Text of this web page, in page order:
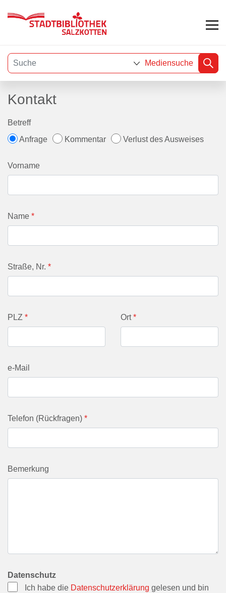
Assistenzsoftware
Mediensuche
Kontakt
Betreff
Anfrage
Kommentar Verlust des Ausweises
Vorname
Name *
Straße, Nr. *
PLZ * Ort*
e-Mail
Telefon (Rückfragen) *
Bemerkung
Datenschutz
Ich habe die Datenschutzerklärung gelesen und bin